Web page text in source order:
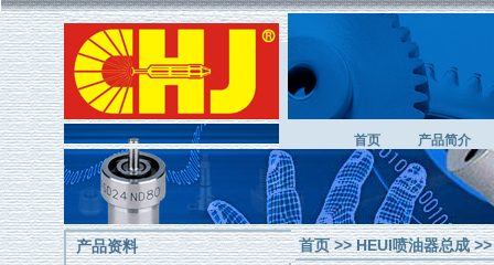
首页 产品简介
产品资料 首页 >>HEUI喷油器总成>>